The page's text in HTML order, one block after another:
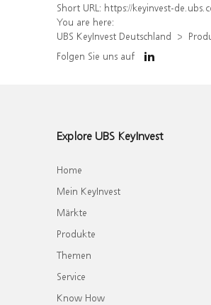
Short URL: https://keyinvest-de.ubs.com/produkt/detail/index/
You are here:
UBS KeyInvest Deutschland
Folgen Sie uns auf
Explore UBS KeyInvest
Home
Mein KeyInvest
Märkte
Produkte
Themen
Service
Know How